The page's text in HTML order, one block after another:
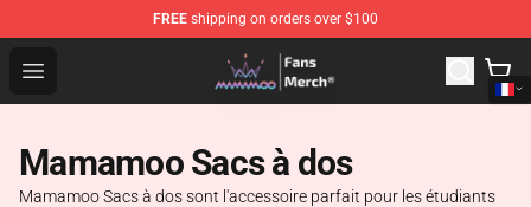
FREE shipping on orders over $100
Open menu
Mamamoo Store - Official Mamamoo Merchandise Shop
Mamamoo Sacs à dos
Mamamoo Sacs à dos sont l'accessoire parfait pour les étudiants